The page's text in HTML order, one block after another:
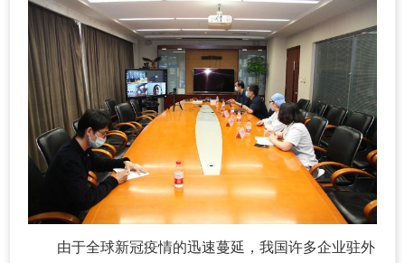
由于全球新冠疫情的迅速蔓延，我国许多企业驻外